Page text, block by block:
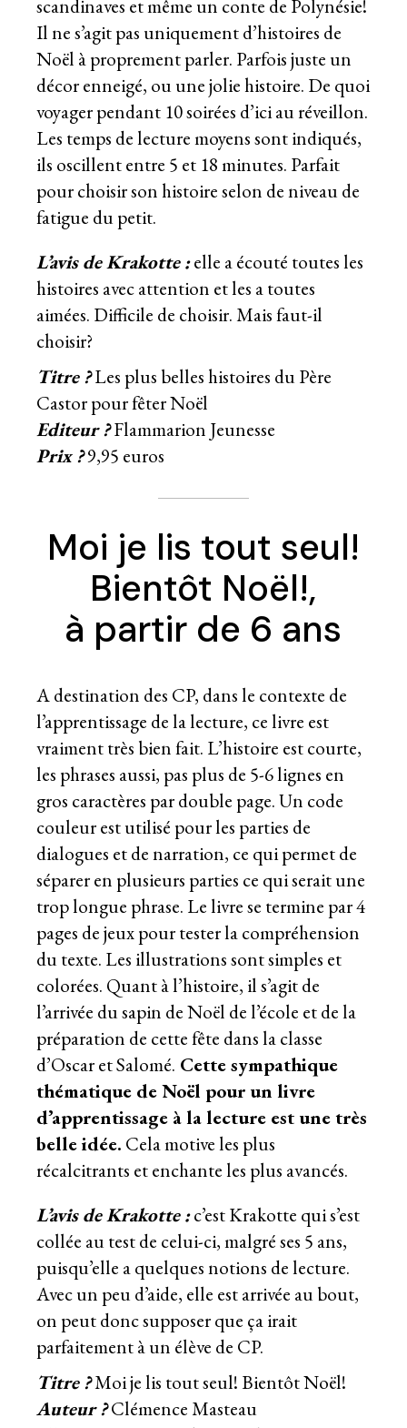
scandinaves et même un conte de Polynésie!
Il ne s’agit pas uniquement d’histoires de
Noël à proprement parler. Parfois juste un
décor enneigé, ou une jolie histoire. De quoi
voyager pendant 10 soirées d’ici au réveillon.
Les temps de lecture moyens sont indiqués,
ils oscillent entre 5 et 18 minutes. Parfait
pour choisir son histoire selon de niveau de
fatigue du petit.
L’avis de Krakotte :elle a écouté toutes les
histoires avec attention et les a toutes
aimées. Difficile de choisir. Mais faut-il
choisir?
Titre ?Les plus belles histoires du Père
Castor pour fêter Noël
Editeur ?Flammarion Jeunesse
Prix ?9,95 euros
Moi je lis tout seul!
Bientôt Noël!,
à partir de 6 ans
A destination des CP, dans le contexte de
l’apprentissage de la lecture, ce livre est
vraiment très bien fait. L’histoire est courte,
les phrases aussi, pas plus de 5-6 lignes en
gros caractères par double page. Un code
couleur est utilisé pour les parties de
dialogues et de narration, ce qui permet de
séparer en plusieurs parties ce qui serait une
trop longue phrase. Le livre se termine par 4
pages de jeux pour tester la compréhension
du texte. Les illustrations sont simples et
colorées. Quant à l’histoire, il s’agit de
l’arrivée du sapin de Noël de l’école et de la
préparation de cette fête dans la classe
d’Oscar et Salomé. Cette sympathique
thématique de Noël pour un livre
d’apprentissage à la lecture est une très
belle idée. Cela motive les plus
récalcitrants et enchante les plus avancés.
L’avis de Krakotte :c’est Krakotte qui s’est
collée au test de celui-ci, malgré ses 5 ans,
puisqu’elle a quelques notions de lecture.
Avec un peu d’aide, elle est arrivée au bout,
on peut donc supposer que ça irait
parfaitement à un élève de CP.
Titre ?Moi je lis tout seul! Bientôt Noël!
Auteur ?Clémence Masteau